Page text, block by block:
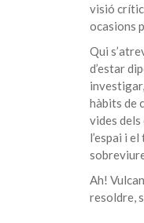
visió
ocasions
Qui
d’estar
hàbits de
vides
l’espai i
Ah!
resoldre,